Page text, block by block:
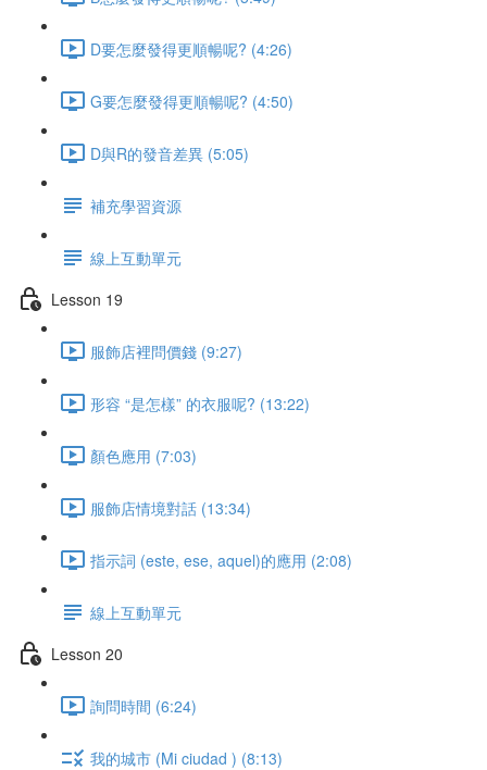
D要怎麼發得更順暢呢? (4:26)
G要怎麼發得更順暢呢? (4:50)
D與R的發音差異 (5:05)
補充學習資源
線上互動單元
Lesson 19
服飾店裡問價錢 (9:27)
形容 “是怎樣” 的衣服呢? (13:22)
顏色應用 (7:03)
服飾店情境對話 (13:34)
指示詞 (este, ese, aquel)的應用 (2:08)
線上互動單元
Lesson 20
詢問時間 (6:24)
我的城市 (Mi ciudad ) (8:13)